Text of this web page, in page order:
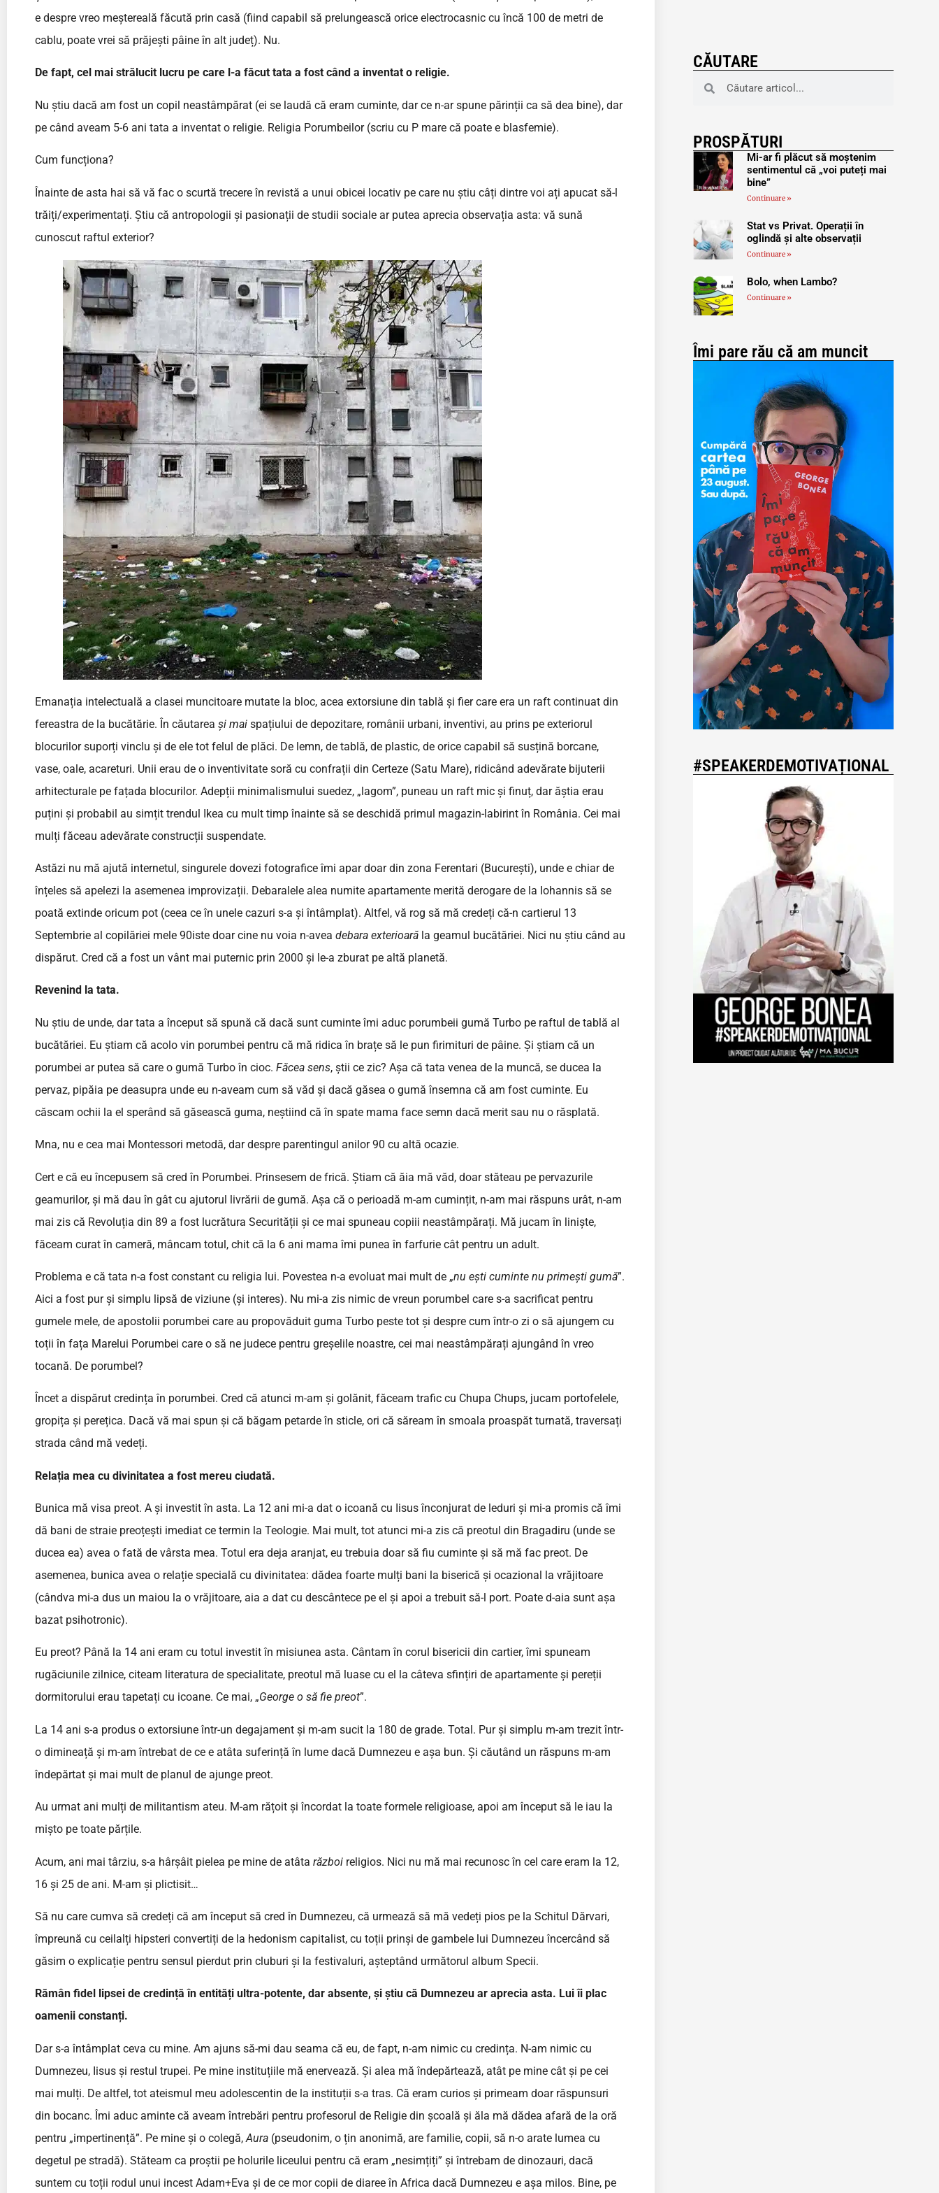
e despre vreo meștereală făcută prin casă (fiind capabil să prelungească orice electrocasnic cu încă 100 de metri de
cablu, poate vrei să prăjești pâine în alt județ). Nu.
De fapt, cel mai strălucit lucru pe care l-a făcut tata a fost când a inventat o religie.
Nu știu dacă am fost un copil neastâmpărat (ei se laudă că eram cuminte, dar ce n-ar spune părinții ca să dea bine), dar
pe când aveam 5-6 ani tata a inventat o religie. Religia Porumbeilor (scriu cu P mare că poate e blasfemie).
Cum funcționa?
Înainte de asta hai să vă fac o scurtă trecere în revistă a unui obicei locativ pe care nu știu câți dintre voi ați apucat să-l
trăiți/experimentați. Știu că antropologii și pasionații de studii sociale ar putea aprecia observația asta: vă sună
cunoscut raftul exterior?
Emanația intelectuală a clasei muncitoare mutate la bloc, acea extorsiune din tablă și fier care era un raft continuat din
fereastra de la bucătărie. În căutarea și mai spațiului de depozitare, românii urbani, inventivi, au prins pe exteriorul
blocurilor suporți vinclu și de ele tot felul de plăci. De lemn, de tablă, de plastic, de orice capabil să susțină borcane,
vase, oale, acareturi. Unii erau de o inventivitate soră cu confrații din Certeze (Satu Mare), ridicând adevărate bijuterii
arhitecturale pe fațada blocurilor. Adepții minimalismului suedez, „lagom”, puneau un raft mic și finuț, dar ăștia erau
puțini și probabil au simțit trendul Ikea cu mult timp înainte să se deschidă primul magazin-labirint în România. Cei mai
mulți făceau adevărate construcții suspendate.
Astăzi nu mă ajută internetul, singurele dovezi fotografice îmi apar doar din zona Ferentari (București), unde e chiar de
înțeles să apelezi la asemenea improvizații. Debaralele alea numite apartamente merită derogare de la Iohannis să se
poată extinde oricum pot (ceea ce în unele cazuri s-a și întâmplat). Altfel, vă rog să mă credeți că-n cartierul 13
Septembrie al copilăriei mele 90iste doar cine nu voia n-avea debara exterioară la geamul bucătăriei. Nici nu știu când au
dispărut. Cred că a fost un vânt mai puternic prin 2000 și le-a zburat pe altă planetă.
Revenind la tata.
Nu știu de unde, dar tata a început să spună că dacă sunt cuminte îmi aduc porumbeii gumă Turbo pe raftul de tablă al
bucătăriei. Eu știam că acolo vin porumbei pentru că mă ridica în brațe să le pun firimituri de pâine. Și știam că un
porumbei ar putea să care o gumă Turbo în cioc. Făcea sens, știi ce zic? Așa că tata venea de la muncă, se ducea la
pervaz, pipăia pe deasupra unde eu n-aveam cum să văd și dacă găsea o gumă însemna că am fost cuminte. Eu
căscam ochii la el sperând să găsească guma, neștiind că în spate mama face semn dacă merit sau nu o răsplată.
Mna, nu e cea mai Montessori metodă, dar despre parentingul anilor 90 cu altă ocazie.
Cert e că eu începusem să cred în Porumbei. Prinsesem de frică. Știam că ăia mă văd, doar stăteau pe pervazurile
geamurilor, și mă dau în gât cu ajutorul livrării de gumă. Așa că o perioadă m-am cumințit, n-am mai răspuns urât, n-am
mai zis că Revoluția din 89 a fost lucrătura Securității și ce mai spuneau copiii neastâmpărați. Mă jucam în liniște,
făceam curat în cameră, mâncam totul, chit că la 6 ani mama îmi punea în farfurie cât pentru un adult.
Problema e că tata n-a fost constant cu religia lui. Povestea n-a evoluat mai mult de „nu ești cuminte nu primești gumă”.
Aici a fost pur și simplu lipsă de viziune (și interes). Nu mi-a zis nimic de vreun porumbel care s-a sacrificat pentru
gumele mele, de apostolii porumbei care au propovăduit guma Turbo peste tot și despre cum într-o zi o să ajungem cu
toții în fața Marelui Porumbei care o să ne judece pentru greșelile noastre, cei mai neastâmpărați ajungând în vreo
tocană. De porumbel?
Încet a dispărut credința în porumbei. Cred că atunci m-am și golănit, făceam trafic cu Chupa Chups, jucam portofelele,
gropița și perețica. Dacă vă mai spun și că băgam petarde în sticle, ori că săream în smoala proaspăt turnată, traversați
strada când mă vedeți.
Relația mea cu divinitatea a fost mereu ciudată.
Bunica mă visa preot. A și investit în asta. La 12 ani mi-a dat o icoană cu Iisus înconjurat de leduri și mi-a promis că îmi
dă bani de straie preoțești imediat ce termin la Teologie. Mai mult, tot atunci mi-a zis că preotul din Bragadiru (unde se
ducea ea) avea o fată de vârsta mea. Totul era deja aranjat, eu trebuia doar să fiu cuminte și să mă fac preot. De
asemenea, bunica avea o relație specială cu divinitatea: dădea foarte mulți bani la biserică și ocazional la vrăjitoare
(cândva mi-a dus un maiou la o vrăjitoare, aia a dat cu descântece pe el și apoi a trebuit să-l port. Poate d-aia sunt așa
bazat psihotronic).
Eu preot? Până la 14 ani eram cu totul investit în misiunea asta. Cântam în corul bisericii din cartier, îmi spuneam
rugăciunile zilnice, citeam literatura de specialitate, preotul mă luase cu el la câteva sfințiri de apartamente și pereții
dormitorului erau tapetați cu icoane. Ce mai, „George o să fie preot”.
La 14 ani s-a produs o extorsiune într-un degajament și m-am sucit la 180 de grade. Total. Pur și simplu m-am trezit într-
o dimineață și m-am întrebat de ce e atâta suferință în lume dacă Dumnezeu e așa bun. Și căutând un răspuns m-am
îndepărtat și mai mult de planul de ajunge preot.
Au urmat ani mulți de militantism ateu. M-am rățoit și încordat la toate formele religioase, apoi am început să le iau la
mișto pe toate părțile.
Acum, ani mai târziu, s-a hârșâit pielea pe mine de atâta război religios. Nici nu mă mai recunosc în cel care eram la 12,
16 și 25 de ani. M-am și plictisit…
Să nu care cumva să credeți că am început să cred în Dumnezeu, că urmează să mă vedeți pios pe la Schitul Dărvari,
împreună cu ceilalți hipsteri convertiți de la hedonism capitalist, cu toții prinși de gambele lui Dumnezeu încercând să
găsim o explicație pentru sensul pierdut prin cluburi și la festivaluri, așteptând următorul album Specii.
Rămân fidel lipsei de credință în entități ultra-potente, dar absente, și știu că Dumnezeu ar aprecia asta. Lui îi plac
oamenii constanți.
Dar s-a întâmplat ceva cu mine. Am ajuns să-mi dau seama că eu, de fapt, n-am nimic cu credința. N-am nimic cu
Dumnezeu, Iisus și restul trupei. Pe mine instituțiile mă enervează. Și alea mă îndepărtează, atât pe mine cât și pe cei
mai mulți. De altfel, tot ateismul meu adolescentin de la instituții s-a tras. Că eram curios și primeam doar răspunsuri
din bocanc. Îmi aduc aminte că aveam întrebări pentru profesorul de Religie din școală și ăla mă dădea afară de la oră
pentru „impertinență”. Pe mine și o colegă,Aura (pseudonim, o țin anonimă, are familie, copii, să n-o arate lumea cu
degetul pe stradă). Stăteam ca proștii pe holurile liceului pentru că eram „nesimțiți” și întrebam de dinozauri, dacă
suntem cu toții rodul unui incest Adam+Eva și de ce mor copii de diaree în Africa dacă Dumnezeu e așa milos. Bine, pe
CĂUTARE
PROSPĂTURI
Mi-ar fi plăcut să moștenim
sentimentul că „voi puteți mai
bine”
Continuare »
Stat vs Privat. Operații în
oglindă și alte observații
Continuare »
Bolo, when Lambo?
Continuare »
Îmi pare rău că am muncit
#SPEAKERDEMOTIVAȚIONAL